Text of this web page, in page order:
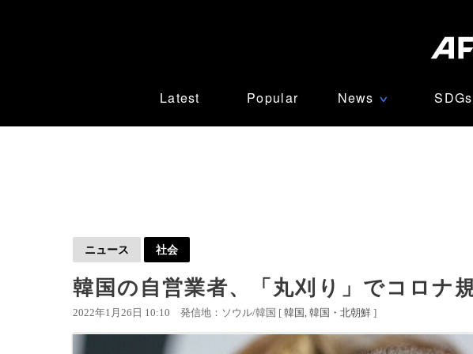
Latest Popular News ∨ SDGs
ニュース 社会
韓国の自営業者、「丸刈り」でコロナ
2022年1月26日 10:10 発信地：ソウル/韓国 [ 韓国 韓国・北朝鮮 ]